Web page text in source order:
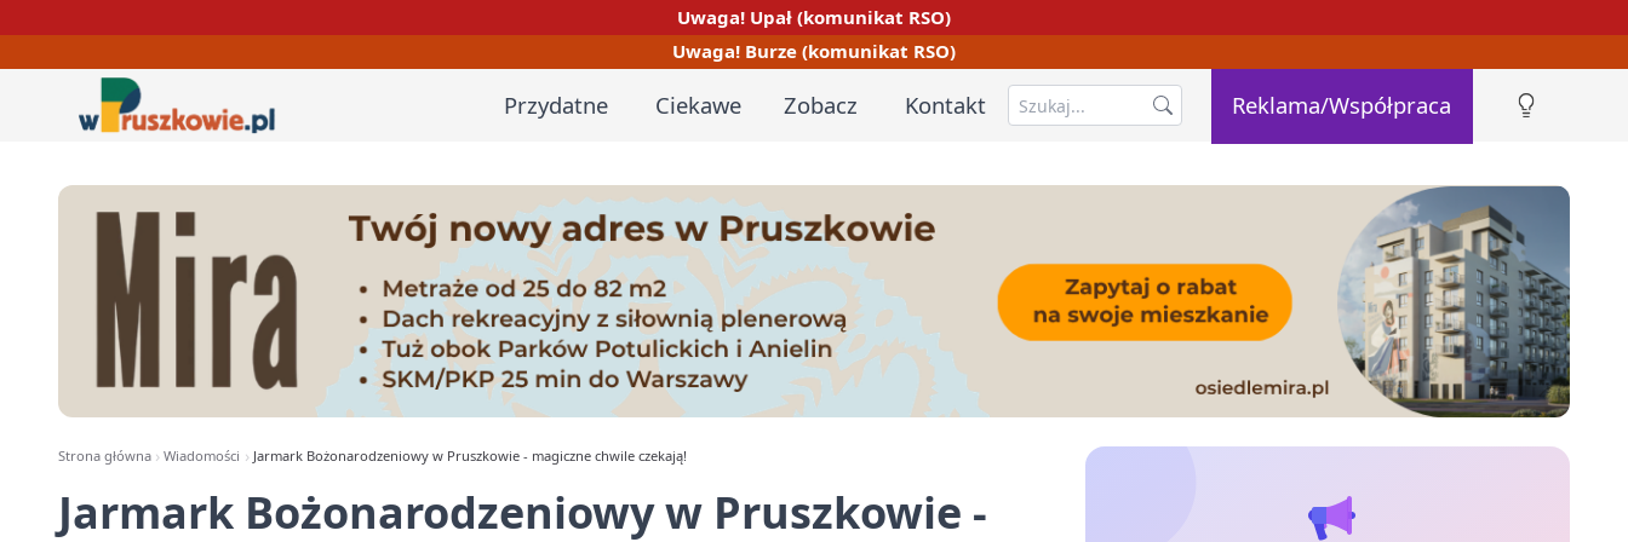
Uwaga! Upał (komunikat RSO)
Uwaga! Burze (komunikat RSO)
Przydatne Ciekawe Zobacz Kontakt Reklama/Współpraca
Strona główna Wiadomości Jarmark Bożonarodzeniowy w Pruszkowie - magiczne chwile czekają!
Jarmark Bożonarodzeniowy w Pruszkowie -